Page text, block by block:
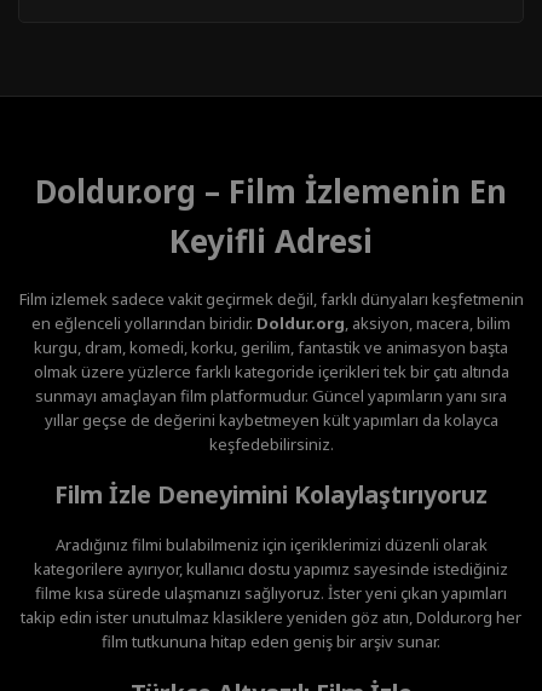
Doldur.org – Film İzlemenin En
Keyifli Adresi
Film izlemek sadece vakit geçirmek değil, farklı dünyaları keşfetmenin
en eğlenceli yollarından biridir. Doldur.org, aksiyon, macera, bilim
kurgu, dram, komedi, korku, gerilim, fantastik ve animasyon başta
olmak üzere yüzlerce farklı kategoride içerikleri tek bir çatı altında
sunmayı amaçlayan film platformudur. Güncel yapımların yanı sıra
yıllar geçse de değerini kaybetmeyen kült yapımları da kolayca
keşfedebilirsiniz.
Film İzle Deneyimini Kolaylaştırıyoruz
Aradığınız filmi bulabilmeniz için içeriklerimizi düzenli olarak
kategorilere ayırıyor, kullanıcı dostu yapımız sayesinde istediğiniz
filme kısa sürede ulaşmanızı sağlıyoruz. İster yeni çıkan yapımları
takip edin ister unutulmaz klasiklere yeniden göz atın, Doldur.org her
film tutkununa hitap eden geniş bir arşiv sunar.